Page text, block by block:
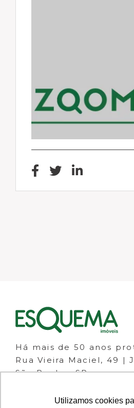
Utilizamos cookies
Há mais de 50 anos
Rua Vieira Maciel, 49 |
São Paulo - SP
(11) 98266-1111